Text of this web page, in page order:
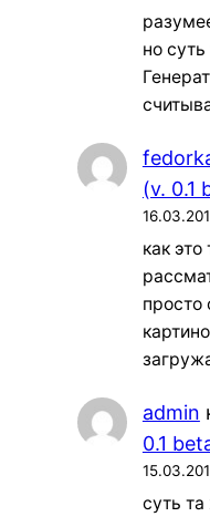
но
(v. 0.1
как это
просто
admin
0.1
суть